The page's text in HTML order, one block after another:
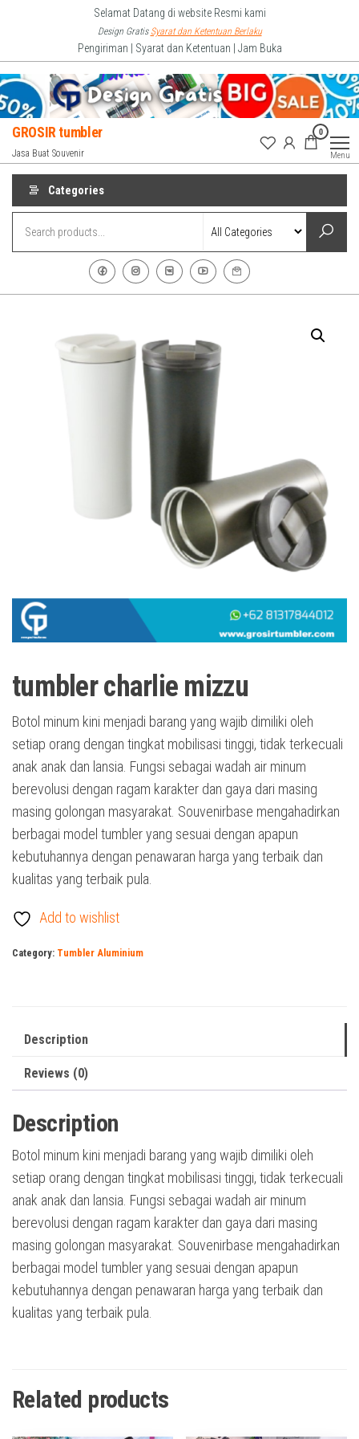
content
Selamat Datang di website Resmi kami
Design Gratis Syarat dan Ketentuan Berlaku
Pengiriman | Syarat dan Ketentuan | Jam Buka
GROSIR tumbler
Jasa Buat Souvenir
0
Menu
Categories
tumbler charlie mizzu
Botol minum kini menjadi barang yang wajib dimiliki oleh
setiap orang dengan tingkat mobilisasi tinggi, tidak terkecuali
anak anak dan lansia. Fungsi sebagai wadah air minum
berevolusi dengan ragam karakter dan gaya dari masing
masing golongan masyarakat. Souvenirbase mengahadirkan
berbagai model tumbler yang sesuai dengan apapun
kebutuhannya dengan penawaran harga yang terbaik dan
kualitas yang terbaik pula.
Add to wishlist
Category: Tumbler Aluminium
Description
Reviews (0)
Description
Botol minum kini menjadi barang yang wajib dimiliki oleh
setiap orang dengan tingkat mobilisasi tinggi, tidak terkecuali
anak anak dan lansia. Fungsi sebagai wadah air minum
berevolusi dengan ragam karakter dan gaya dari masing
masing golongan masyarakat. Souvenirbase mengahadirkan
berbagai model tumbler yang sesuai dengan apapun
kebutuhannya dengan penawaran harga yang terbaik dan
kualitas yang terbaik pula.
Related products